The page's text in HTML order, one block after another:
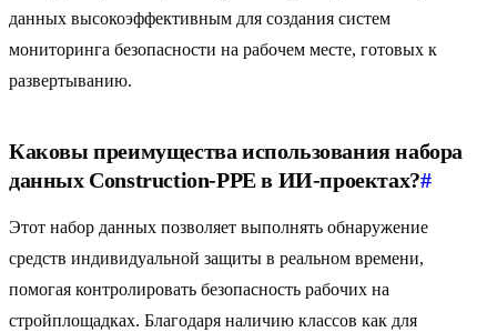
данных высокоэффективным для создания систем
мониторинга безопасности на рабочем месте, готовых к
развертыванию.
Каковы преимущества использования набора
данных Construction-PPE в ИИ-проектах?#
Этот набор данных позволяет выполнять обнаружение
средств индивидуальной защиты в реальном времени,
помогая контролировать безопасность рабочих на
стройплощадках. Благодаря наличию классов как для